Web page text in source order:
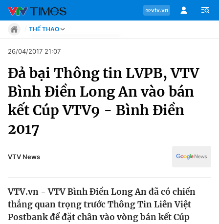
vtv.vn
Chuyên mục
Tin tức
Move
Phong cách
Sự kiện
THỂ THAO
Move
Phong cách
Chân dung
Sự kiện
Bóng đá
Thể thao điện tử
Các môn khác
Bên lề
26/04/2017 21:07
Đả bại Thông tin LVPB, VTV
Bình Điền Long An vào bán
kết Cúp VTV9 - Bình Điền
2017
VTV News
VTV.vn - VTV Bình Điền Long An đã có chiến
thắng quan trọng trước Thông Tin Liên Việt
Postbank để đặt chân vào vòng bán kết Cúp